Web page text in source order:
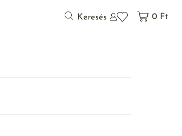
Keresés 0 Ft